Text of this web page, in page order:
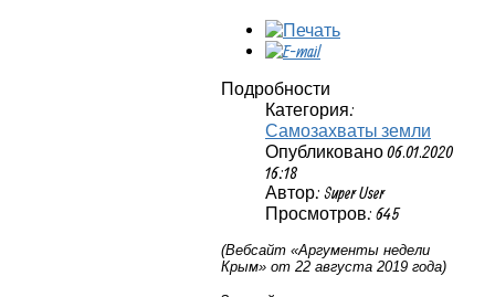
Подробности
Категория:
Самозахваты земли
Опубликовано 06.01.2020
16:18
Автор: Super User
Просмотров: 645
(Вебсайт «Аргументы недели
Крым» от 22 августа 2019 года)